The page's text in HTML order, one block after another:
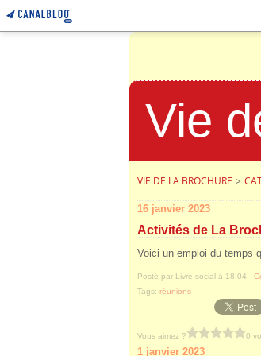
Vie
VIE DE LA BROCHURE >
16 janvier 2023
Activités de La
Voici un emploi du temps
Posté par Livre social à 18:04 -
Tags: réunions
Vous aimez ? 0
1 janvier 2023